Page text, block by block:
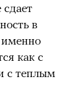
в
именно
как с
с теплым